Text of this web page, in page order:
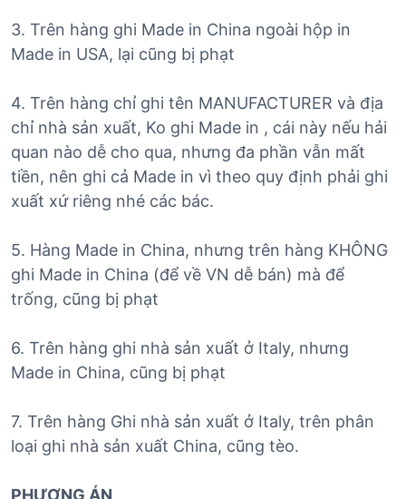
3. Trên hàng ghi Made in China ngoài hộp in
Made in USA, lại cũng bị phạt
4. Trên hàng chỉ ghi tên MANUFACTURER và địa
chỉ nhà sản xuất, Ko ghi Made in , cái này nếu hải
quan nào dễ cho qua, nhưng đa phần vẫn mất
tiền, nên ghi cả Made in vì theo quy định phải ghi
xuất xứ riêng nhé các bác.
5. Hàng Made in China, nhưng trên hàng KHÔNG
ghi Made in China (để về VN dễ bán) mà để
trống, cũng bị phạt
6. Trên hàng ghi nhà sản xuất ở Italy, nhưng
Made in China, cũng bị phạt
7. Trên hàng Ghi nhà sản xuất ở Italy, trên phân
loại ghi nhà sản xuất China, cũng tèo.